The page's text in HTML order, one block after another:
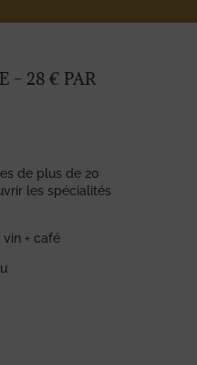
– 28 € PAR
de plus de 20
les spécialités
vin + café